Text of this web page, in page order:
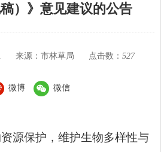
）》意见建议的公告
来源：市林草局 点击数： 527
微博 微信
源保护，维护生物多样性与